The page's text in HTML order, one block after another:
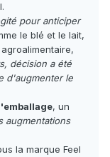
pour anticiper
le blé et le lait,
décision a été
d'augmenter le
, un
augmentations
la marque Feel